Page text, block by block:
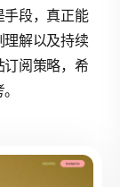
段，真正能
解以及持续
阅策略，希